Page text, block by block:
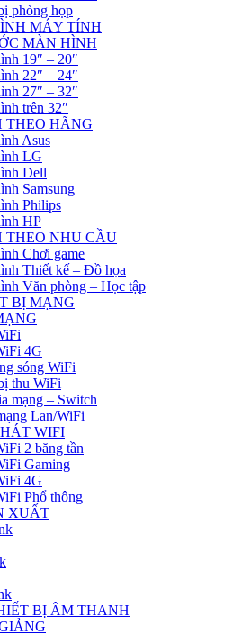
phòng họp
MÁY TÍNH
MÀN HÌNH
19″ – 20″
22″ – 24″
27″ – 32″
trên 32″
THEO HÃNG
Asus
LG
Dell
Samsung
Philips
HP
THEO NHU CẦU
Chơi game
Thiết kế – Đồ họa
Văn phòng – Học tập
BỊ MẠNG
4G
sóng WiFi
thu WiFi
mạng – Switch
Lan/WiFi
WIFI
2 băng tần
Gaming
4G
Phổ thông
XUẤT
BỊ ÂM THANH